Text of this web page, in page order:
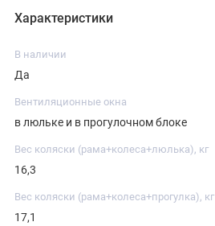
Характеристики
В наличии
Да
Вентиляционные окна
в люльке и в прогулочном блоке
Вес коляски (рама+колеса+люлька), кг
16,3
Вес коляски (рама+колеса+прогулка), кг
17,1